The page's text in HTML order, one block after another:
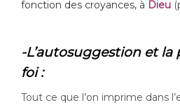
fonction des croyances, à Dieu
-L’autosuggestion et la
foi :
Tout ce que l’on imprime dans